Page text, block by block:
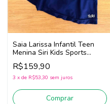
Saia Larissa Infantil Teen
Menina Siri Kids Sports
Trilobal 44038 (Marinho)
R$159,90
3 x de R$53,30 sem juros
Comprar